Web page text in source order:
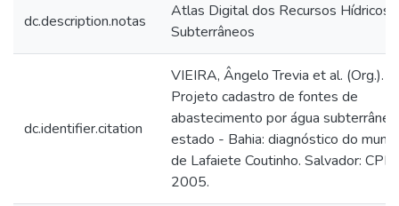
dc.description.notas
Atlas Digital dos Recursos Hídricos
Subterrâneos
dc.identifier.citation
VIEIRA, Ângelo Trevia et al. (Org.).
Projeto cadastro de fontes de
abastecimento por água subterrânea:
estado - Bahia: diagnóstico do
de Lafaiete Coutinho. Salvador:
2005.